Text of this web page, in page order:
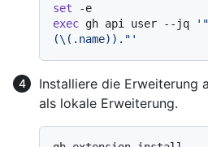
set
exec gh api user --jq
(\(.name))."'
Installiere die Erweiterung
als lokale Erweiterung.